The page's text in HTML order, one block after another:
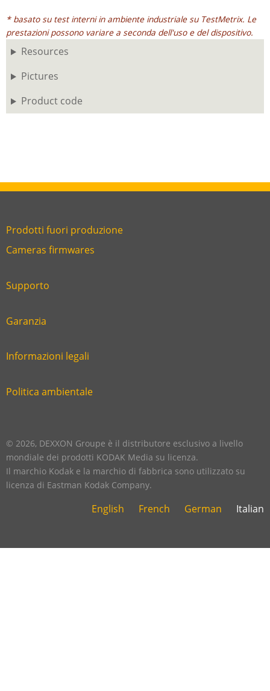
* basato su test interni in ambiente industriale su TestMetrix. Le
prestazioni possono variare a seconda dell'uso e del dispositivo.
Resources
Pictures
Product code
Link
footer
Prodotti fuori produzione
Link
six
Cameras firmwares
Link
second
Supporto
Link
third
Garanzia
Link
fourth
Informazioni legali
Link
footer
Politica ambientale
© 2026, DEXXON Groupe è il distributore esclusivo a livello
mondiale dei prodotti KODAK Media su licenza.
Il marchio Kodak e la marchio di fabbrica sono utilizzato su
licenza di Eastman Kodak Company.
English French German Italian